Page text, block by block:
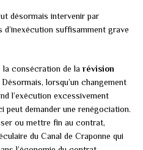
désormais intervenir par
suffisamment grave
la consécration de la révision
lorsqu’un changement
l’exécution excessivement
peut demander une renégociation.
ou mettre fin au contrat,
du Canal de Craponne qui